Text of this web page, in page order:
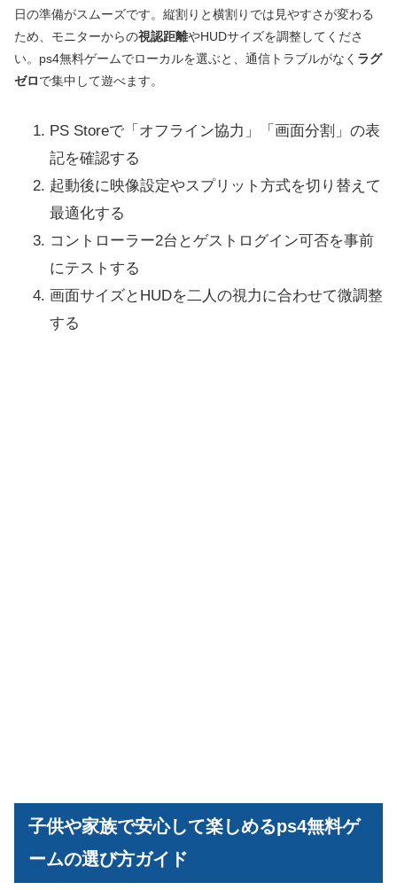
日の準備がスムーズです。縦割りと横割りでは見やすさが変わる
ため、モニターからの視認距離やHUDサイズを調整してくださ
い。ps4無料ゲームでローカルを選ぶと、通信トラブルがなく ラグ
ゼロで集中して遊べます。
PS Storeで「オフライン協力」「画面分割」の表
記を確認する
起動後に映像設定やスプリット方式を切り替えて
最適化する
コントローラー2台とゲストログイン可否を事前
にテストする
画面サイズとHUDを二人の視力に合わせて微調整
する
子供や家族で安心して楽しめるps4無料ゲ
ームの選び方ガイド